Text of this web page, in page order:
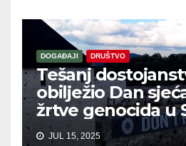
DOGAĐAJI DRUŠTVO
Tešanj
obilježio Dan
žrtve genocida u
JUL 15, 2025